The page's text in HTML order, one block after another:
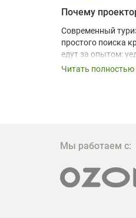
Современный
простого поиска
едут за опытом:
ощущениями.
эффективных и
проектора.
Читать полностью
Мы работаем с: